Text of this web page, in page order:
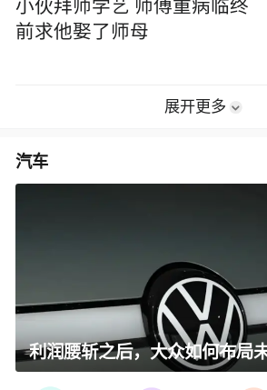
小伙拜师学艺 师傅重病临终
前求他娶了师母
展开更多
汽车